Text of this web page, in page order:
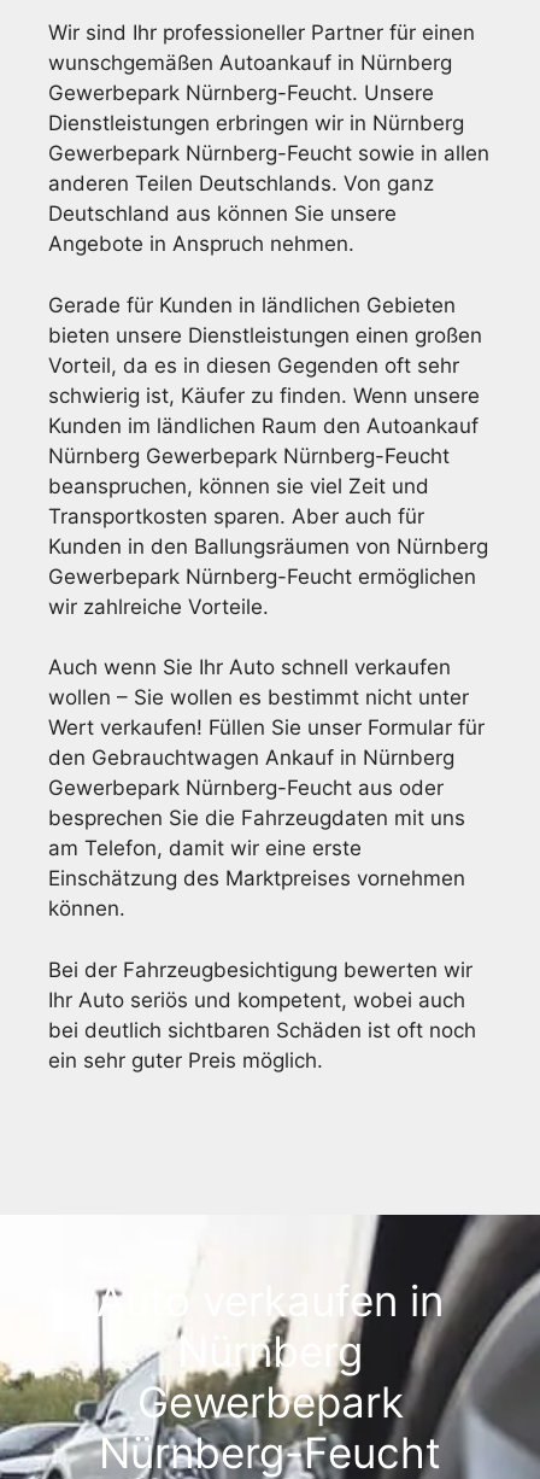
Wir sind Ihr professioneller Partner für einen
wunschgemäßen Autoankauf in Nürnberg
Gewerbepark Nürnberg-Feucht. Unsere
Dienstleistungen erbringen wir in Nürnberg
Gewerbepark Nürnberg-Feucht sowie in allen
anderen Teilen Deutschlands. Von ganz
Deutschland aus können Sie unsere
Angebote in Anspruch nehmen.
Gerade für Kunden in ländlichen Gebieten
bieten unsere Dienstleistungen einen großen
Vorteil, da es in diesen Gegenden oft sehr
schwierig ist, Käufer zu finden. Wenn unsere
Kunden im ländlichen Raum den Autoankauf
Nürnberg Gewerbepark Nürnberg-Feucht
beanspruchen, können sie viel Zeit und
Transportkosten sparen. Aber auch für
Kunden in den Ballungsräumen von Nürnberg
Gewerbepark Nürnberg-Feucht ermöglichen
wir zahlreiche Vorteile.
Auch wenn Sie Ihr Auto schnell verkaufen
wollen – Sie wollen es bestimmt nicht unter
Wert verkaufen! Füllen Sie unser Formular für
den Gebrauchtwagen Ankauf in Nürnberg
Gewerbepark Nürnberg-Feucht aus oder
besprechen Sie die Fahrzeugdaten mit uns
am Telefon, damit wir eine erste
Einschätzung des Marktpreises vornehmen
können.
Bei der Fahrzeugbesichtigung bewerten wir
Ihr Auto seriös und kompetent, wobei auch
bei deutlich sichtbaren Schäden ist oft noch
ein sehr guter Preis möglich.
Auto verkaufen in
Nürnberg
Gewerbepark
Nürnberg-Feucht